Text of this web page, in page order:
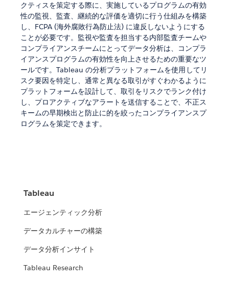
クティスを策定する際に、実施しているプログラムの有効
性の監視、監査、継続的な評価を適切に行う仕組みを構築
し、FCPA (海外腐敗行為防止法) に違反しないようにする
ことが必要です。監視や監査を担当する内部監査チームや
コンプライアンスチームにとってデータ分析は、コンプラ
イアンスプログラムの有効性を向上させるための重要なツ
ールです。Tableau の分析プラットフォームを使用してリ
スク要因を特定し、通常と異なる取引がすぐわかるように
プラットフォームを設計して、取引をリスクでランク付け
し、プロアクティブなアラートを送信することで、不正ス
キームの早期検出と防止に的を絞ったコンプライアンスプ
ログラムを策定できます。
Tableau
エージェンティック分析
データカルチャーの構築
データ分析インサイト
Tableau Research